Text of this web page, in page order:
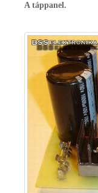
A táppanel.